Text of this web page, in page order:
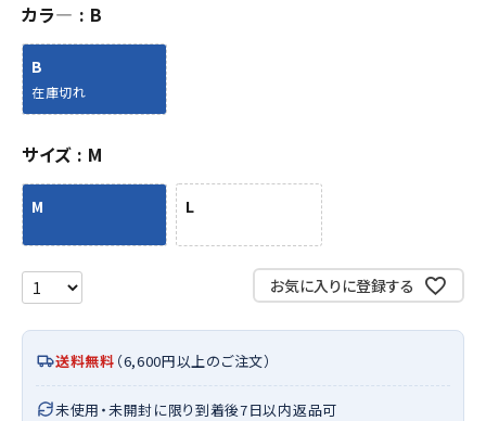
カラ― B
B
在庫切れ
サイズ M
M L
お気に入りに登録する
送料無料 （6,600円以上のご注文）
未使用・未開封に限り到着後7日以内返品可